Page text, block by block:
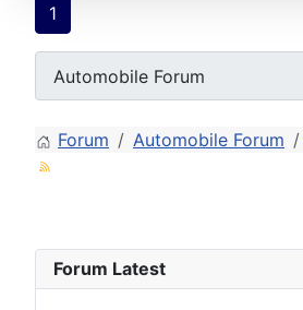
1
Forum Automobile Forum
Forum Latest